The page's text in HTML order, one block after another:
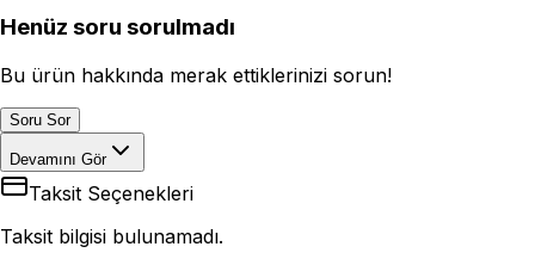
Henüz soru sorulmadı
Bu ürün hakkında merak ettiklerinizi sorun!
Soru Sor
Devamını Gör
Taksit Seçenekleri
Taksit bilgisi bulunamadı.